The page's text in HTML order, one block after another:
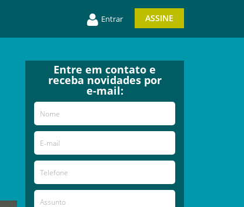
Entrar ASSINE
Entre em contato e
receba novidades por
e-mail: